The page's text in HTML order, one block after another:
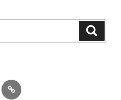
Instagram